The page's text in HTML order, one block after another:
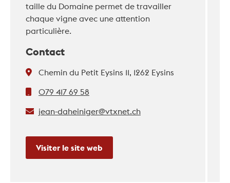
taille du Domaine permet de travailler
chaque vigne avec une attention
particulière.
Contact
Chemin du Petit Eysins 11, 1262 Eysins
079 417 69 58
jean-daheiniger@vtxnet.ch
Visiter le site web